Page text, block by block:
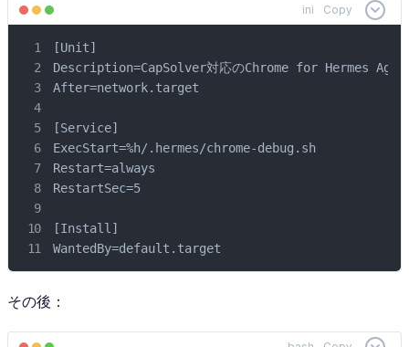
ini Copy
[Unit]
Description=CapSolver対応のChrome for Hermes
After=network.target
[Service]
ExecStart=%h/.hermes/chrome-debug.sh
Restart=always
RestartSec=5
[Install]
WantedBy=default.target
その後：